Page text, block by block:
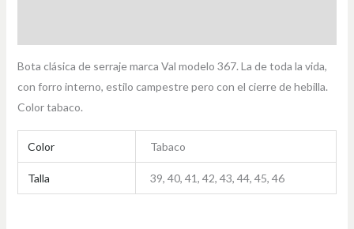
Bota clásica de serraje marca Val modelo 367. La de toda la vida,
con forro interno, estilo campestre pero con el cierre de hebilla.
Color tabaco.
Color Tabaco
Talla 39, 40, 41, 42, 43, 44, 45, 46